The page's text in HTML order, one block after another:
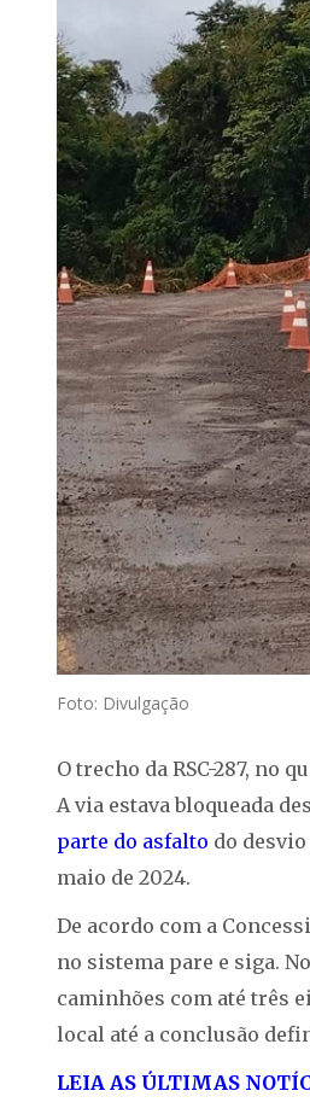
Foto: Divulgação
O trecho da RSC-287, no
A via estava bloqueada
parte do asfalto do
maio de 2024.
De acordo com a
no sistema pare e siga.
caminhões com até três
local até a conclusão
LEIA AS ÚLTIMAS